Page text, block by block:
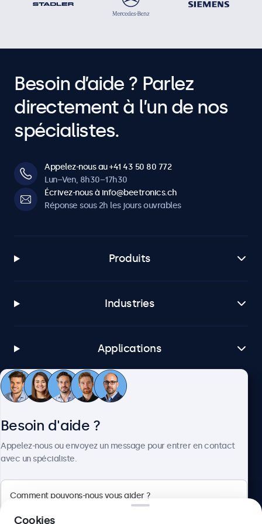
Besoin d’aide ? Parlez
directement à l’un de nos
spécialistes.
Appelez-nous au +41 43 50 80 772
Lun–Ven, 8h30–17h30
Écrivez-nous à info@beetronics.ch
Réponse sous 2h les jours ouvrables
Produits
Industries
Applications
Service client
Besoin d'aide ?
Appelez-nous ou envoyez un message pour entrer en contact
avec un spécialiste.
Cookies